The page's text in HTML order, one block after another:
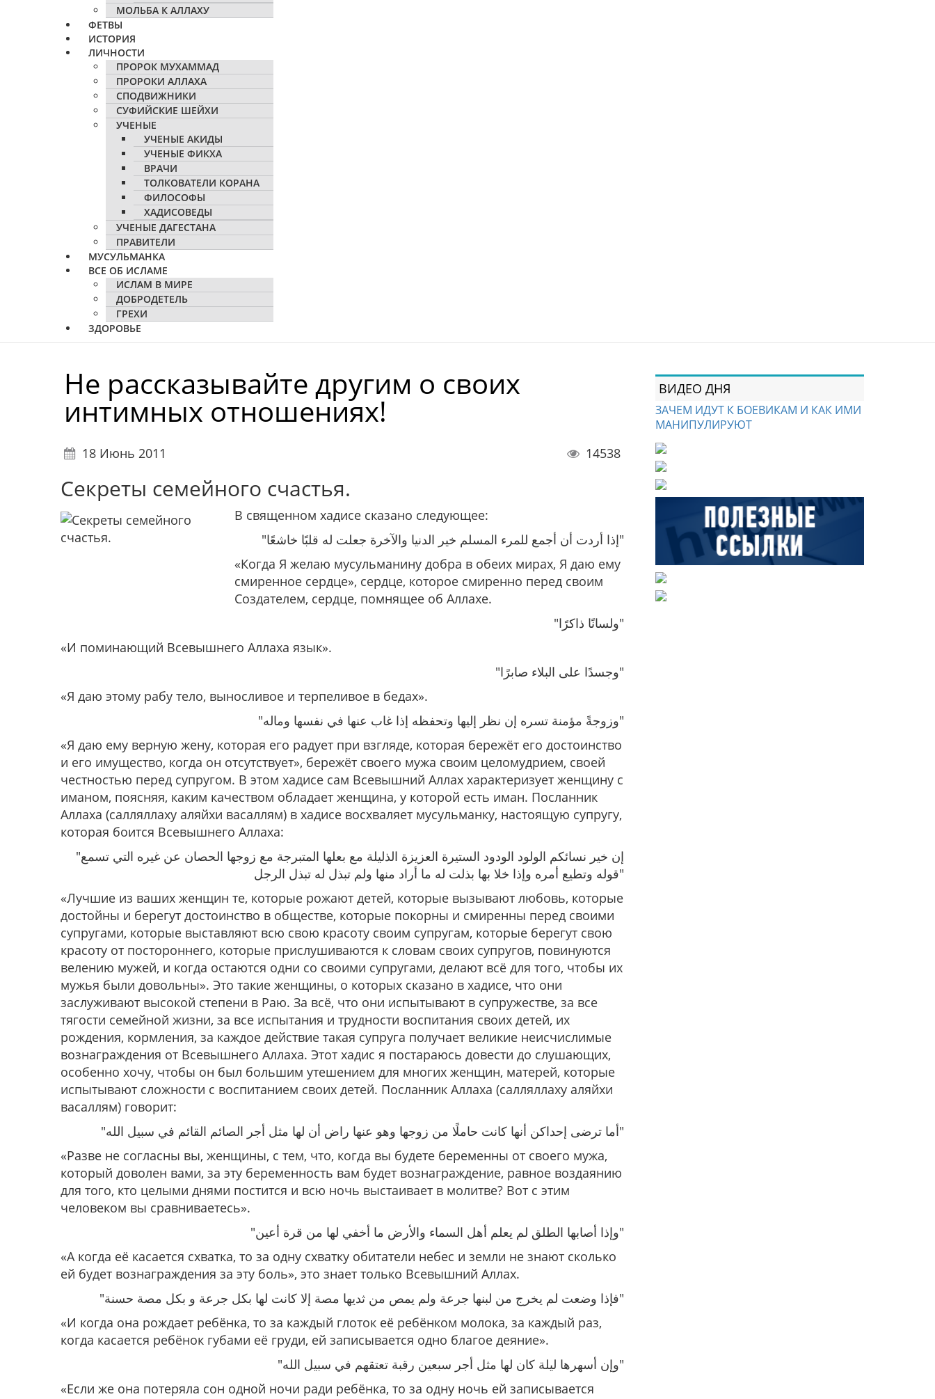
МОЛЬБА К АЛЛАХУ
ФЕТВЫ
ИСТОРИЯ
ЛИЧНОСТИ
ПРОРОК МУХАММАД
ПРОРОКИ АЛЛАХА
СПОДВИЖНИКИ
СУФИЙСКИЕ ШЕЙХИ
УЧЕНЫЕ
УЧЕНЫЕ АКИДЫ
УЧЕНЫЕ ФИКХА
ВРАЧИ
ТОЛКОВАТЕЛИ КОРАНА
ФИЛОСОФЫ
ХАДИСОВЕДЫ
УЧЕНЫЕ ДАГЕСТАНА
ПРАВИТЕЛИ
МУСУЛЬМАНКА
ВСЕ ОБ ИСЛАМЕ
ИСЛАМ В МИРЕ
ДОБРОДЕТЕЛЬ
ГРЕХИ
ЗДОРОВЬЕ
Не рассказывайте другим о своих
интимных отношениях!
18 Июнь 2011 14538
Секреты семейного счастья.
В священном хадисе сказано следующее:
"إذا أردت أن أجمع للمرء المسلم خير الدنيا والآخرة جعلت له قلبًا خاشعًا"
«Когда Я желаю мусульманину добра в обеих мирах, Я даю ему
смиренное сердце», сердце, которое смиренно перед своим
Создателем, сердце, помнящее об Аллахе.
"ولسانًا ذاكرًا"
«И поминающий Всевышнего Аллаха язык».
"وجسدًا على البلاء صابرًا"
«Я даю этому рабу тело, выносливое и терпеливое в бедах».
"وزوجةً مؤمنة تسره إن نظر إليها وتحفظه إذا غاب عنها في نفسها وماله"
«Я даю ему верную жену, которая его радует при взгляде, которая бережёт его достоинство
и его имущество, когда он отсутствует», бережёт своего мужа своим целомудрием, своей
честностью перед супругом. В этом хадисе сам Всевышний Аллах характеризует женщину с
иманом, поясняя, каким качеством обладает женщина, у которой есть иман. Посланник
Аллаха (салляллаху аляйхи васаллям) в хадисе восхваляет мусульманку, настоящую супругу,
которая боится Всевышнего Аллаха:
"إن خير نسائكم الولود الودود الستيرة العزيزة الذليلة مع بعلها المتبرجة مع زوجها الحصان عن غيره التي تسمع
قوله وتطيع أمره وإذا خلا بها بذلت له ما أراد منها ولم تبذل له تبذل الرجل"
«Лучшие из ваших женщин те, которые рожают детей, которые вызывают любовь, которые
достойны и берегут достоинство в обществе, которые покорны и смиренны перед своими
супругами, которые выставляют всю свою красоту своим супругам, которые берегут свою
красоту от постороннего, которые прислушиваются к словам своих супругов, повинуются
велению мужей, и когда остаются одни со своими супругами, делают всё для того, чтобы их
мужья были довольны». Это такие женщины, о которых сказано в хадисе, что они
заслуживают высокой степени в Раю. За всё, что они испытывают в супружестве, за все
тягости семейной жизни, за все испытания и трудности воспитания своих детей, их
рождения, кормления, за каждое действие такая супруга получает великие неисчислимые
вознаграждения от Всевышнего Аллаха. Этот хадис я постараюсь довести до слушающих,
особенно хочу, чтобы он был большим утешением для многих женщин, матерей, которые
испытывают сложности с воспитанием своих детей. Посланник Аллаха (салляллаху аляйхи
васаллям) говорит:
"أما ترضى إحداكن أنها كانت حاملًا من زوجها وهو عنها راض أن لها مثل أجر الصائم القائم في سبيل الله"
«Разве не согласны вы, женщины, с тем, что, когда вы будете беременны от своего мужа,
который доволен вами, за эту беременность вам будет вознаграждение, равное воздаянию
для того, кто целыми днями постится и всю ночь выстаивает в молитве? Вот с этим
человеком вы сравниваетесь».
"وإذا أصابها الطلق لم يعلم أهل السماء والأرض ما أخفي لها من قرة أعين"
«А когда её касается схватка, то за одну схватку обитатели небес и земли не знают сколько
ей будет вознаграждения за эту боль», это знает только Всевышний Аллах.
"فإذا وضعت لم يخرج من لبنها جرعة ولم يمص من ثديها مصة إلا كانت لها بكل جرعة و بكل مصة حسنة"
«И когда она рождает ребёнка, то за каждый глоток её ребёнком молока, за каждый раз,
когда касается ребёнок губами её груди, ей записывается одно благое деяние».
"وإن أسهرها ليلة كان لها مثل أجر سبعين رقبة تعتقهم في سبيل الله"
«Если же она потеряла сон одной ночи ради ребёнка, то за одну ночь ей записывается
ВИДЕО ДНЯ
ЗАЧЕМ ИДУТ К БОЕВИКАМ И КАК ИМИ
МАНИПУЛИРУЮТ